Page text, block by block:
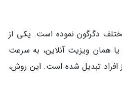
دگرگون نموده است. یکی از
همان ویزیت آنلاین، به سرعت
افراد تبدیل شده است. این روش،